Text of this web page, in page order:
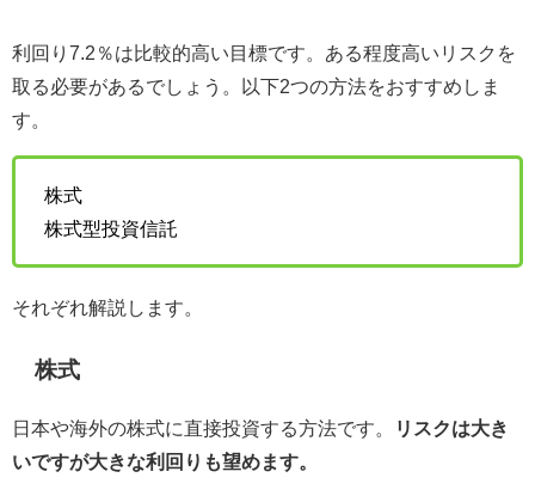
利回り7.2％は比較的高い目標です。ある程度高いリスクを
取る必要があるでしょう。以下2つの方法をおすすめしま
す。
株式
株式型投資信託
それぞれ解説します。
株式
日本や海外の株式に直接投資する方法です。
リスクは大き
いですが大きな利回りも望めます。